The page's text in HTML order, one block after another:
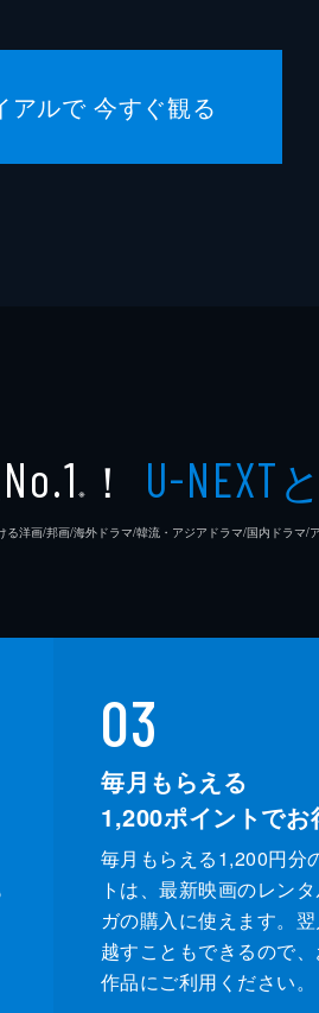
アルで 今すぐ観る
No.1 ※ ！ U-NEXT
洋画/邦画/海外ドラマ/韓流・アジアドラマ/国内ドラマ/
03
毎月もらえる
1,200ポイントでお
毎月もらえる1,200円分
トは、最新映画のレン
ガの購入に使えます。
越すこともできるので
作品にご利用ください。